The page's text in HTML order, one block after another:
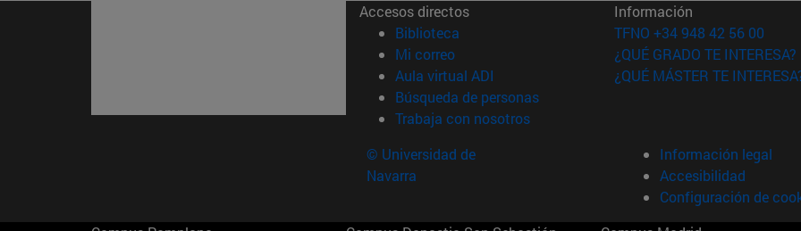
Accesos directos
Biblioteca (abre en nueva ventana)
Mi correo(abre en nueva ventana)
Aula virtual ADI (abre en nueva ventana)
Búsqueda de personas(abre en nueva ventana)
Trabaja con nosotros(abre en nueva ventana)
Información
TFNO +34 948 42 56 00
¿QUÉ GRADO TE INTERESA?
¿QUÉ MÁSTER TE
© Universidad de
Navarra
Información legal
Accesibilidad
Configuración de